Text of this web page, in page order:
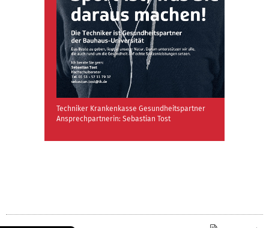
Techniker Krankenkasse Gesundheitspartner
Ansprechpartnerin: Sebastian Tost